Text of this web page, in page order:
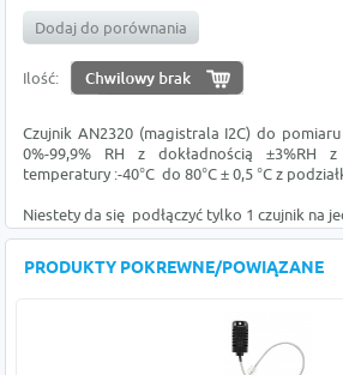
Dodaj do porównania
Ilość:
Czujnik AN2320 (magistrala I2C) do
0%-99,9% RH z dokładnością ±3%RH
temperatury :-40°C do 80°C ± 0,5 °C z
Niestety da się podłączyć tylko 1 czujnik na
PRODUKTY POKREWNE/POWIĄZANE